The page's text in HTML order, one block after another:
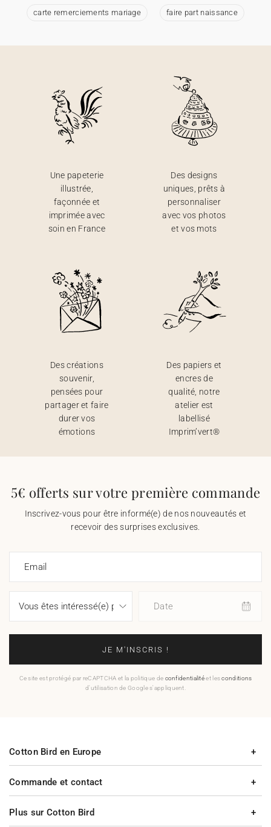
carte remerciements mariage faire part naissance
Une papeterie
illustrée,
façonnée et
imprimée avec
soin en France
Des designs
uniques, prêts à
personnaliser
avec vos photos
et vos mots
Des créations
souvenir,
pensées pour
partager et faire
durer vos
émotions
Des papiers et
encres de
qualité, notre
atelier est
labellisé
Imprim’vert®
5€ offerts sur votre première commande
Inscrivez-vous pour être informé(e) de nos nouveautés et
recevoir des surprises exclusives.
Email
Date
JE M'INSCRIS !
Ce site est protégé par reCAPTCHA et la politique de confidentialitéet lesconditions
d'utilisation de Google s'appliquent.
Commande et contact
Plus sur Cotton Bird
Cotton Bird en Europe